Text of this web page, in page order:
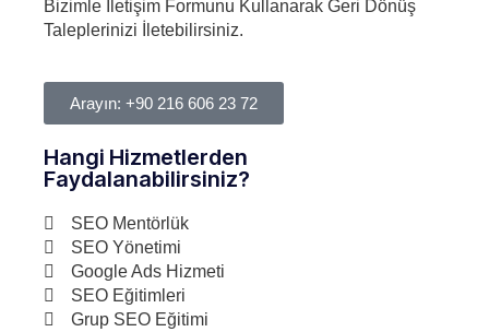
Bizimle İletişim Formunu Kullanarak Geri Dönüş
Taleplerinizi İletebilirsiniz.
Arayın: +90 216 606 23 72
Hangi Hizmetlerden
Faydalanabilirsiniz?
SEO Mentörlük
SEO Yönetimi
Google Ads Hizmeti
SEO Eğitimleri
Grup SEO Eğitimi